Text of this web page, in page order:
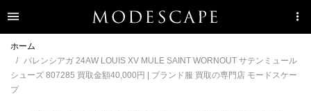
ホーム
バレンシアガ 24AW LOUIS XV MULE SAINT WORNOUT サテンミュール
シューズ 807285 買取金額40,000円 | ブランド服 買取の専門店 モードスケー
プ